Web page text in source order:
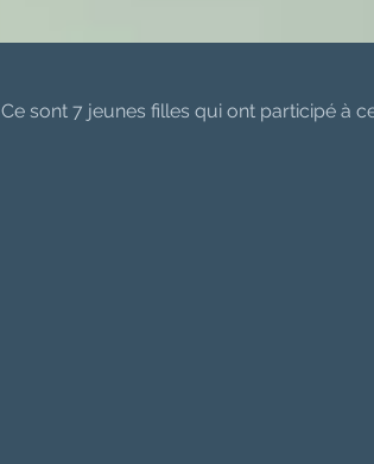
Ce sont 7 jeunes filles qui ont participé à